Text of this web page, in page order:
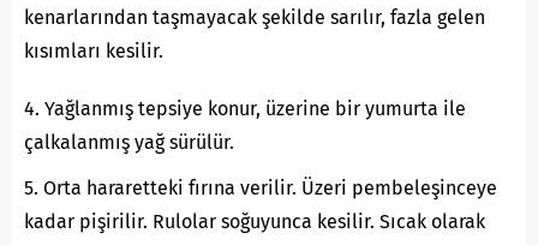
kenarlarından taşmayacak şekilde sarılır, fazla gelen
kısımları kesilir.
4. Yağlanmış tepsiye konur, üzerine bir yumurta ile
çalkalanmış yağ sürülür.
5. Orta hararetteki fırına verilir. Üzeri pembeleşinceye
kadar pişirilir. Rulolar soğuyunca kesilir. Sıcak olarak